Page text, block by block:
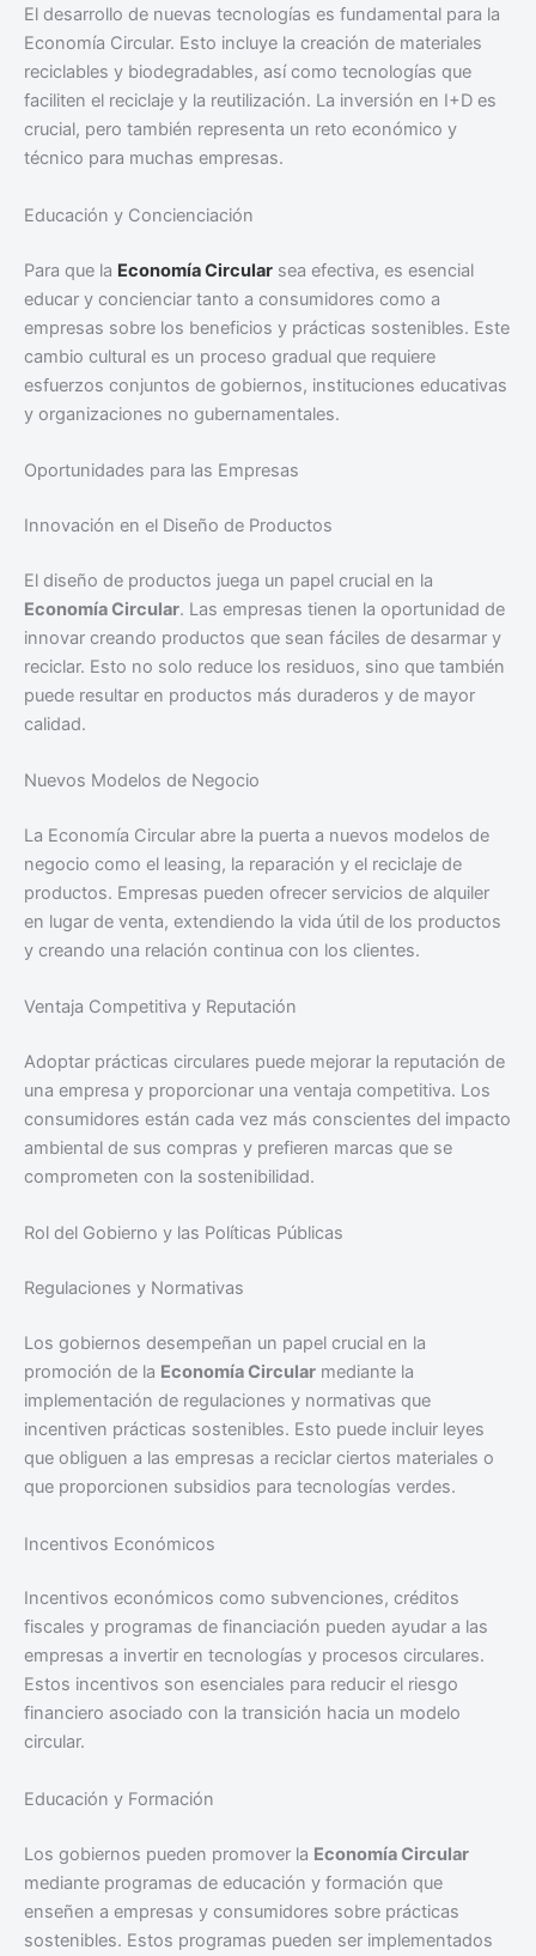
El desarrollo de nuevas tecnologías es fundamental para la
Economía Circular. Esto incluye la creación de materiales
reciclables y biodegradables, así como tecnologías que
faciliten el reciclaje y la reutilización. La inversión en I+D es
crucial, pero también representa un reto económico y
técnico para muchas empresas.
Educación y Concienciación
Para que la Economía Circular sea efectiva, es esencial
educar y concienciar tanto a consumidores como a
empresas sobre los beneficios y prácticas sostenibles. Este
cambio cultural es un proceso gradual que requiere
esfuerzos conjuntos de gobiernos, instituciones educativas
y organizaciones no gubernamentales.
Oportunidades para las Empresas
Innovación en el Diseño de Productos
El diseño de productos juega un papel crucial en la
Economía Circular. Las empresas tienen la oportunidad de
innovar creando productos que sean fáciles de desarmar y
reciclar. Esto no solo reduce los residuos, sino que también
puede resultar en productos más duraderos y de mayor
calidad.
Nuevos Modelos de Negocio
La Economía Circular abre la puerta a nuevos modelos de
negocio como el leasing, la reparación y el reciclaje de
productos. Empresas pueden ofrecer servicios de alquiler
en lugar de venta, extendiendo la vida útil de los productos
y creando una relación continua con los clientes.
Ventaja Competitiva y Reputación
Adoptar prácticas circulares puede mejorar la reputación de
una empresa y proporcionar una ventaja competitiva. Los
consumidores están cada vez más conscientes del impacto
ambiental de sus compras y prefieren marcas que se
comprometen con la sostenibilidad.
Rol del Gobierno y las Políticas Públicas
Regulaciones y Normativas
Los gobiernos desempeñan un papel crucial en la
promoción de la Economía Circular mediante la
implementación de regulaciones y normativas que
incentiven prácticas sostenibles. Esto puede incluir leyes
que obliguen a las empresas a reciclar ciertos materiales o
que proporcionen subsidios para tecnologías verdes.
Incentivos Económicos
Incentivos económicos como subvenciones, créditos
fiscales y programas de financiación pueden ayudar a las
empresas a invertir en tecnologías y procesos circulares.
Estos incentivos son esenciales para reducir el riesgo
financiero asociado con la transición hacia un modelo
circular.
Educación y Formación
Los gobiernos pueden promover la Economía Circular
mediante programas de educación y formación que
enseñen a empresas y consumidores sobre prácticas
sostenibles. Estos programas pueden ser implementados